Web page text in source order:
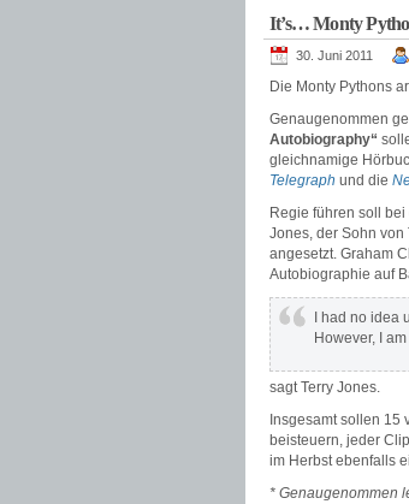
It’s… Monty
30. Juni 2011
Die Monty Pythons
Genaugenommen
Autobiography“
gleichnamige
Telegraph und die
Regie führen soll bei
Jones, der Sohn
angesetzt. Graham
Autobiographie auf
I had no
However, I
sagt Terry Jones.
Insgesamt sollen 15
beisteuern, jeder
im Herbst ebenfalls
* Genaugenommen